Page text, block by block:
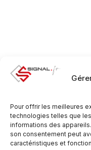
Pour offrir les meilleures
technologies telles que
informations des
son consentement peut
caractéristiques et